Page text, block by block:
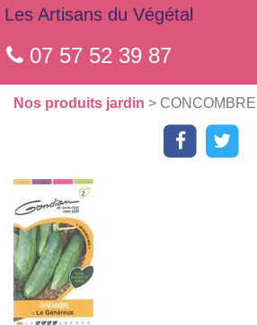
Les Artisans du Végétal
07 57 52 39 87
Nos produits jardin >